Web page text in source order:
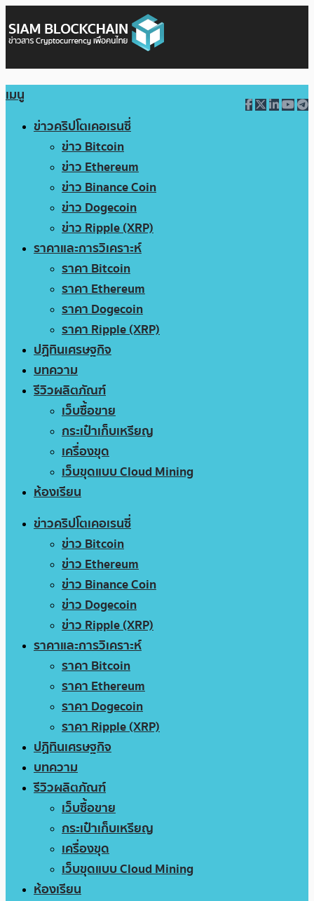
เมนู
ข่าวคริปโตเคอเรนซี่
ข่าว Bitcoin
ข่าว Ethereum
ข่าว Binance Coin
ข่าว Dogecoin
ข่าว Ripple (XRP)
ราคาและการวิเคราะห์
ราคา Bitcoin
ราคา Ethereum
ราคา Dogecoin
ราคา Ripple (XRP)
ปฏิทินเศรษฐกิจ
บทความ
รีวิวผลิตภัณฑ์
เว็บซื้อขาย
กระเป๋าเก็บเหรียญ
เครื่องขุด
เว็บขุดแบบ Cloud Mining
ห้องเรียน
ข่าวคริปโตเคอเรนซี่
ข่าว Bitcoin
ข่าว Ethereum
ข่าว Binance Coin
ข่าว Dogecoin
ข่าว Ripple (XRP)
ราคาและการวิเคราะห์
ราคา Bitcoin
ราคา Ethereum
ราคา Dogecoin
ราคา Ripple (XRP)
ปฏิทินเศรษฐกิจ
บทความ
รีวิวผลิตภัณฑ์
เว็บซื้อขาย
กระเป๋าเก็บเหรียญ
เครื่องขุด
เว็บขุดแบบ Cloud Mining
ห้องเรียน